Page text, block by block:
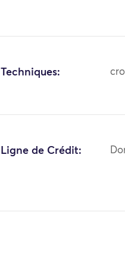
Techniques:
Ligne de Crédit: